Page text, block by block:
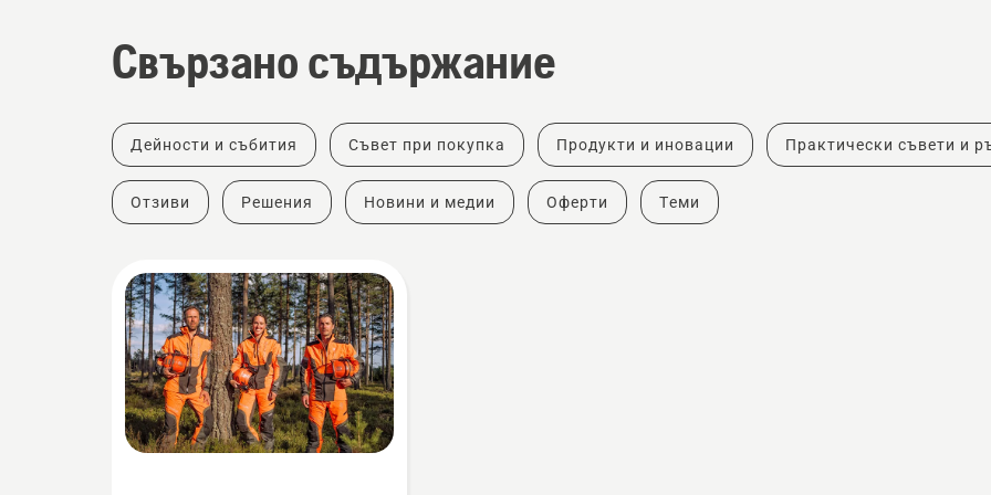
Свързано съдържание
Дейности и събития Съвет при покупка Продукти и иновации Практически съвети и
Отзиви Решения Новини и медии Оферти Теми